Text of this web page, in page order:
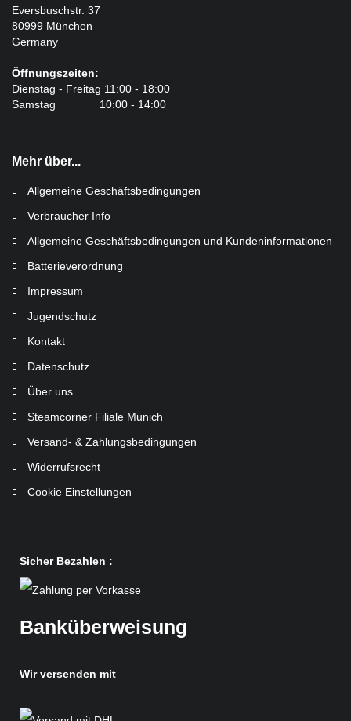
Eversbuschstr. 37
80999 München
Germany
Öffnungszeiten:
Dienstag - Freitag 11:00 - 18:00
Samstag 10:00 - 14:00
Mehr über...
Allgemeine Geschäftsbedingungen
Verbraucher Info
Allgemeine Geschäftsbedingungen und Kundeninformationen
Batterieverordnung
Impressum
Jugendschutz
Kontakt
Datenschutz
Über uns
Steamcorner Filiale Munich
Versand- & Zahlungsbedingungen
Widerrufsrecht
Cookie Einstellungen
Sicher Bezahlen :
Banküberweisung
Wir versenden mit